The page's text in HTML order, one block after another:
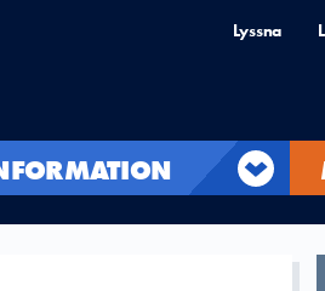
Lyssna